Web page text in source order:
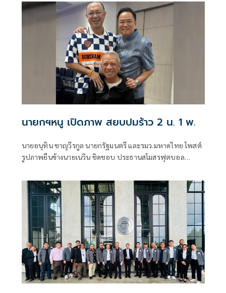
นายกฯหนู เปิดภาพ สยบปมร้าว 2 น. 1 พ.
นายอนุทิน ชาญวีรกูล นายกรัฐมนตรี และรมว.มหาดไทย โพสต์
รูปภาพยืนข้างนายเนวิน ชิดชอบ ประธานสโมสรฟุตบอล